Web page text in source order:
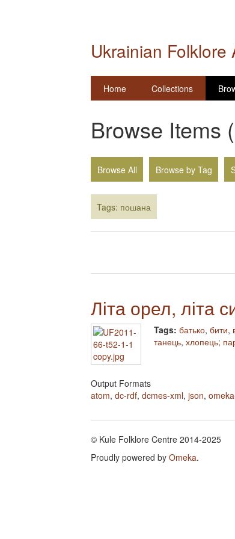
Ukrainian
Home Collections
Browse Items
Browse All Browse by Tag
Tags: пошана
Літа орел, літа
Tags: батько, бити,
танець, хлопець;
Output Formats
atom, dc-rdf, dcmes-xml, json,
© Kule Folklore Centre 2014-2025
Proudly powered by Omeka.